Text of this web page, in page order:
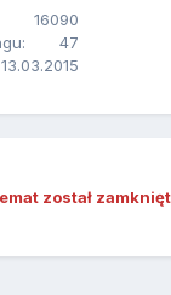
16090
47
13.03.2015
został